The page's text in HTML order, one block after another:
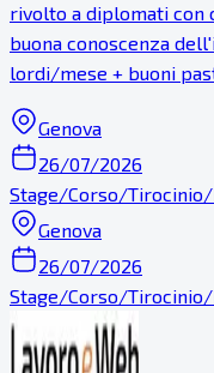
rivolto a diplomati con
buona conoscenza
lordi/mese + buoni
Genova
26/07/2026
Stage/Corso/Tirocinio/
Genova
26/07/2026
Stage/Corso/Tirocinio/